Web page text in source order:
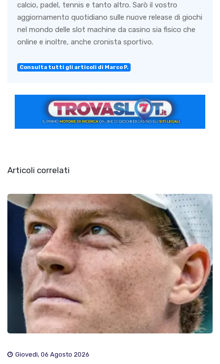
calcio, padel, tennis e tanto altro. Sarò il vostro
aggiornamento quotidiano sulle nuove release di giochi
nel mondo delle slot machine da casino sia fisico che
online e inoltre, anche cronista sportivo.
Consulta tutti gli articoli di Marco P.
Articoli correlati
Giovedì, 06 Agosto 2026